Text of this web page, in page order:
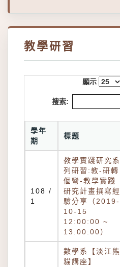
教學研習
顯示
搜索:
學年
期
標題
108 /
1
教學實踐研究系
列研習:教-研轉
個彎-教學實踐
研究計畫撰寫經
驗分享（2019-
10-15
12:00:00 ~
13:00:00）
數學系【淡江熊
貓講座】